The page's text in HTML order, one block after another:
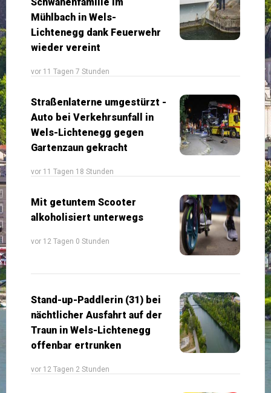
Mühlbach in Wels-
Lichtenegg dank Feuerwehr
wieder vereint
vor 11 Tagen 7 Stunden
Straßenlaterne umgestürzt -
Auto bei Verkehrsunfall in
Wels-Lichtenegg gegen
Gartenzaun gekracht
vor 11 Tagen 18 Stunden
Mit getuntem Scooter
alkoholisiert unterwegs
vor 12 Tagen 0 Stunden
Stand-up-Paddlerin (31) bei
nächtlicher Ausfahrt auf der
Traun in Wels-Lichtenegg
offenbar ertrunken
vor 12 Tagen 2 Stunden